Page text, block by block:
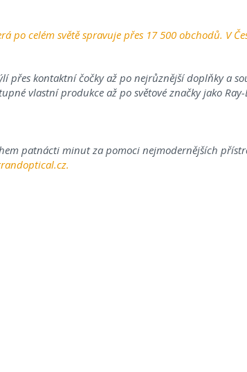
po celém světě spravuje přes 17 500 obchodů. V
přes kontaktní čočky až po nejrůznější doplňky a
vlastní produkce až po světové značky jako
patnácti minut za pomoci nejmodernějších
.